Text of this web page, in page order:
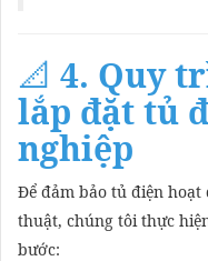
📐 4. Quy
lắp đặt tủ
nghiệp
Để đảm bảo tủ điện
thuật, chúng tôi thực
bước: